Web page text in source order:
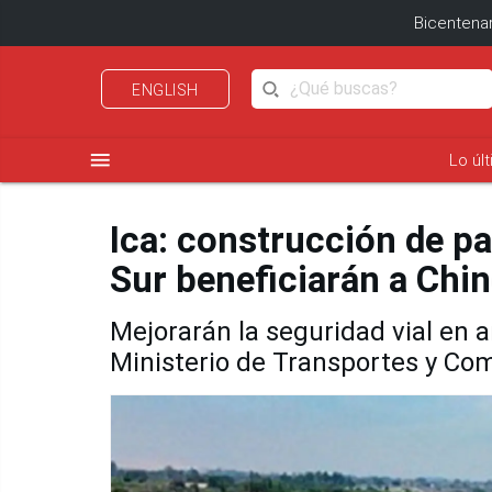
ENGLISH
menu Lo
Ica: construcción de
Sur beneficiarán a
Mejorarán la seguridad vial en
Ministerio de Transportes y